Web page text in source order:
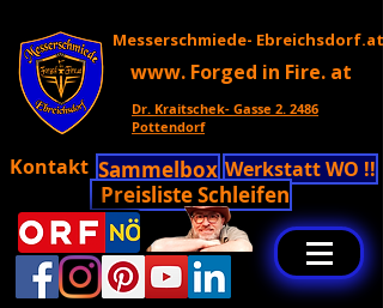
Messerschmiede- Ebreichsdorf.at
www. Forged in Fire. at
Dr. Kraitschek- Gasse 2. 2486
Pottendorf
Kontakt Sammelbox Werkstatt WO !!
Preisliste Schleifen